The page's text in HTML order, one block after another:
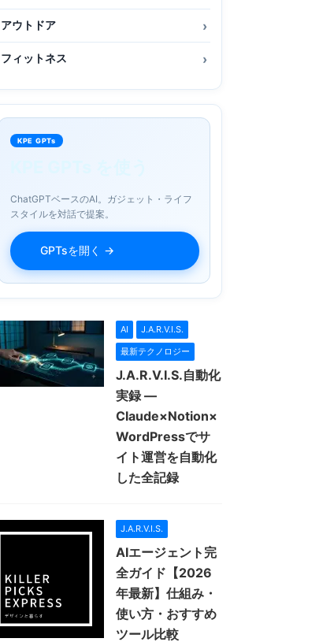
アウトドア
フィットネス
KPE GPTs
ChatGPTベースのAI。ガジェット・ライフ
スタイルを対話で提案。
GPTsを開く →
AI
J.A.R.V.I.S.
最新テクノロジー
J.A.R.V.I.S.自動化
実録 —
Claude×Notion×
WordPressでサ
イト運営を自動化
した全記録
J.A.R.V.I.S.
AIエージェント完
全ガイド【2026
年最新】仕組み・
使い方・おすすめ
ツール比較